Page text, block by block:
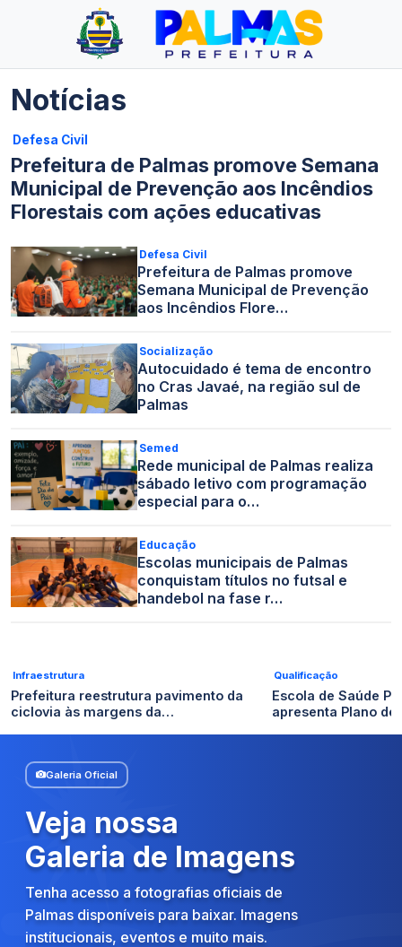
Notícias
Defesa Civil
Prefeitura de Palmas promove Semana
Municipal de Prevenção aos Incêndios
Florestais com ações educativas
Defesa Civil
Prefeitura de Palmas promove
Semana Municipal de Prevenção
aos Incêndios Flore…
Socialização
Autocuidado é tema de encontro
no Cras Javaé, na região sul de
Palmas
Semed
Rede municipal de Palmas realiza
sábado letivo com programação
especial para o…
Educação
Escolas municipais de Palmas
conquistam títulos no futsal e
handebol na fase r…
Infraestrutura
Prefeitura reestrutura pavimento da
ciclovia às margens da…
Qualificação
Escola de Saúde
apresenta Plano
Galeria Oficial
Veja nossa
Galeria de Imagens
Tenha acesso a fotografias oficiais de
Palmas disponíveis para baixar. Imagens
institucionais, eventos e muito mais.